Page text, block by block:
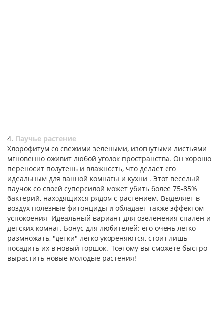
4. Паучье растение
Хлорофитум со свежими зелеными, изогнутыми листьями
мгновенно оживит любой уголок пространства. Он хорошо
переносит полутень и влажность, что делает его
идеальным для ванной комнаты и кухни . Этот веселый
паучок со своей суперсилой может убить более 75-85%
бактерий, находящихся рядом с растением. Выделяет в
воздух полезные фитонциды и обладает также эффектом
успокоения Идеальный вариант для озеленения спален и
детских комнат. Бонус для любителей: его очень легко
размножать, "детки" легко укореняются, стоит лишь
посадить их в новый горшок. Поэтому вы сможете быстро
вырастить новые молодые растения!